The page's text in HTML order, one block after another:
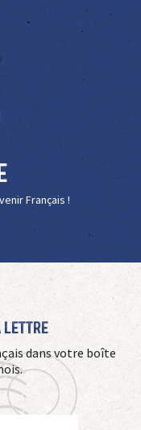
Français !
Lettre
dans votre boîte